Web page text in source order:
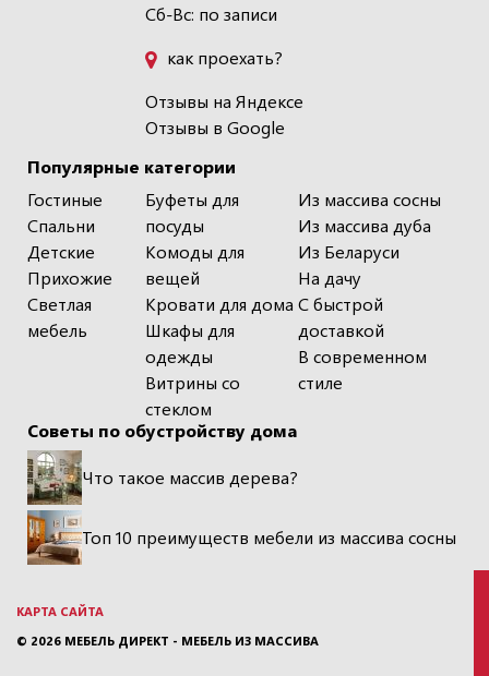
Популярные категории
Гостиные
Спальни
Детские
Прихожие
Светлая
мебель
Буфеты для
посуды
Комоды для
вещей
Кровати для дома
Шкафы для
одежды
Витрины со
стеклом
Из массива сосны
Из массива дуба
Из Беларуси
На дачу
С быстрой
доставкой
В современном
стиле
Сб-Вс: по записи
как проехать?
Отзывы на Яндексе
Отзывы в Google
Советы по обустройству дома
Что такое массив дерева?
Топ 10 преимуществ мебели из массива сосны
КАРТА САЙТА
© 2026 МЕБЕЛЬ ДИРЕКТ - МЕБЕЛЬ ИЗ МАССИВА